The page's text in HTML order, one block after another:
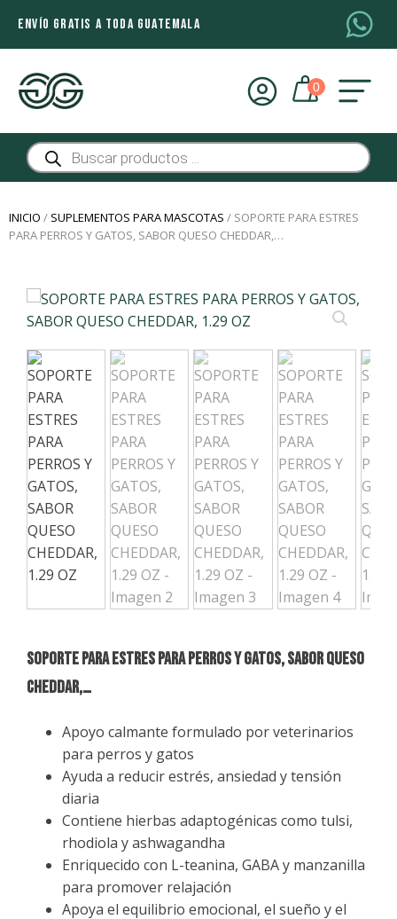
ENVÍO GRATIS A TODA GUATEMALA
Búsqueda
de
productos
INICIO / SUPLEMENTOS PARA MASCOTAS / SOPORTE PARA ESTRES
PARA PERROS Y GATOS, SABOR QUESO CHEDDAR,…
SOPORTE PARA ESTRES PARA PERROS Y GATOS, SABOR QUESO
CHEDDAR,…
Apoyo calmante formulado por veterinarios
para perros y gatos
Ayuda a reducir estrés, ansiedad y tensión
diaria
Contiene hierbas adaptogénicas como tulsi,
rhodiola y ashwagandha
Enriquecido con L-teanina, GABA y manzanilla
para promover relajación
Apoya el equilibrio emocional, el sueño y el